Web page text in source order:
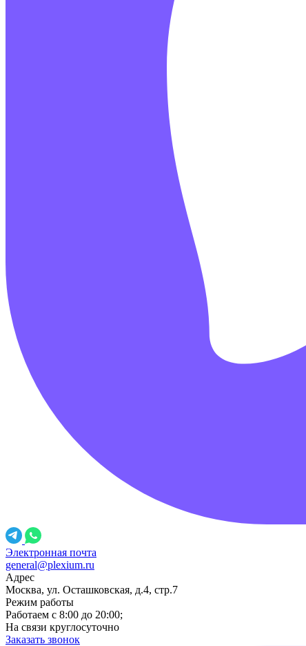
Электронная почта
general@plexium.ru
Адрес
Москва, ул. Осташковская, д.4, стр.7
Режим работы
Работаем с 8:00 до 20:00;
На связи круглосуточно
Заказать звонок